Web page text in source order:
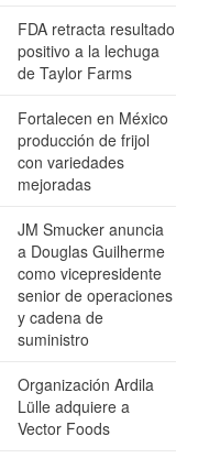
FDA retracta resultado
positivo a la lechuga
de Taylor Farms
Fortalecen en México
producción de frijol
con variedades
mejoradas
JM Smucker anuncia
a Douglas Guilherme
como vicepresidente
senior de operaciones
y cadena de
suministro
Organización Ardila
Lülle adquiere a
Vector Foods